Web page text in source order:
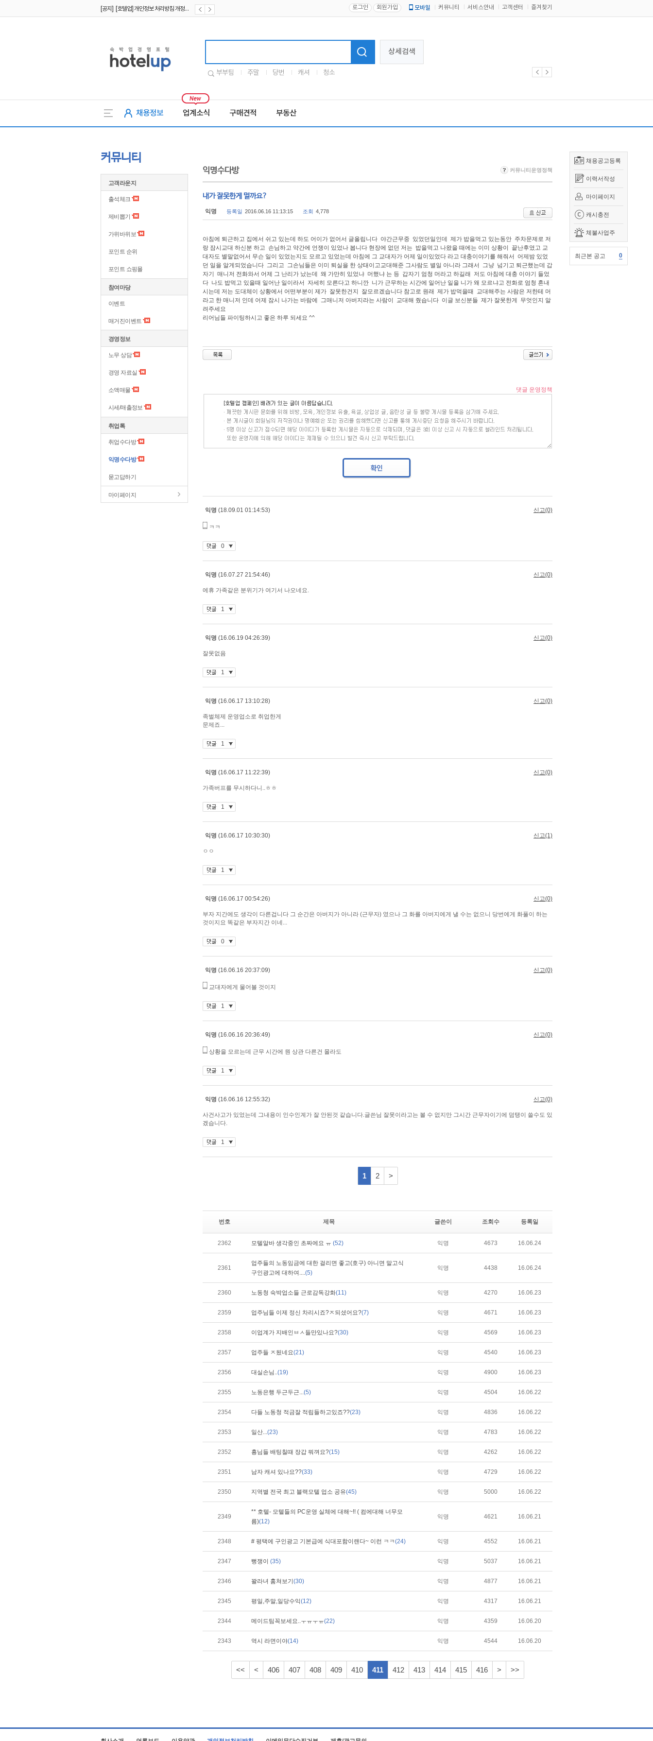
[공지] [호텔업] 개인정보 처리방침 개정본1 (19.09.02) 로그인 회원가입 모바일 커뮤니티 서비스안내 고객센터 즐겨찾기
상세검색
부부팀 주말 당번 캐셔 청소
채용정보 업계소식 구매견적 부동산
채용공고등록
이력서작성
마이페이지
캐시충전
체불사업주
최근본 공고 0
커뮤니티
고객라운지
출석체크
제비뽑기
가위바위보
포인트 순위
포인트 쇼핑몰
참여마당
이벤트
매거진이벤트
경영정보
노무 상담
경영 자료실
소액매물
시세/매출정보
취업톡
취업수다방
익명수다방
묻고답하기
마이페이지
익명수다방 커뮤니티운영정책
내가 잘못한게 멀까요?
익명 등록일 2016.06.16 11:13:15 조회 4,778
아침에 퇴근하고 집에서 쉬고 있는데 하도 어이가 없어서 글올립니다 야간근무중 있었던일인데 제가 밥을먹고 있는동안 주차문제로 저
랑 잠시교대 하신분 하고 손님하고 약간에 언쟁이 있었나 봅니다 현장에 없던 저는 밥을먹고 나왔을 때에는 이미 상황이 끝난후였고 교
대자도 별말없어서 무슨 일이 있었는지도 모르고 있었는데 아침에 그 교대자가 어제 일이있었다 라고 대충이야기를 해줘서 어제밤 있었
던 일을 알게되었습니다 그리고 그손님들은 이미 퇴실을 한 상태이고교대해준 그사람도 별일 아니라 그래서 그냥 넘기고 퇴근했는데 갑
자기 매니저 전화와서 어제 그 난리가 났는데 왜 가만히 있었냐 머했냐 는 등 갑자기 엄청 머라고 하길래 저도 아침에 대충 이야기 들었
다 나도 밥먹고 있을때 일어난 일이라서 자세히 모른다고 하니깐 니가 근무하는 시간에 일어난 일을 니가 왜 모르냐고 전화로 엄청 혼내
시는데 저는 도대체이 상황에서 어떤부분이 제가 잘못한건지 잘모르겠습니다 참고로 원래 제가 밥먹을때 교대해주는 사람은 저한테 머
라고 한 매니저 인데 어제 잠시 나가는 바람에 그매니저 아버지라는 사람이 교대해 줬습니다 이글 보신분들 제가 잘못한게 무엇인지 알
려주세요
리어님들 파이팅하시고 좋은 하루 되세요 ^^
번호 제목 글쓴이 조회수 등록일
2362 모텔알바 생각중인 초짜에요 ㅠ (52) 익명 4673 16.06.24
2361
업주들의 노동임금에 대한 걸리면 좋고(호구) 아니면 말고식
구인광고에 대하여....(5)
익명 4438 16.06.24
2360 노동청 숙박업소들 근로감독강화(11) 익명 4270 16.06.23
2359 업주님들 이제 정신 차리시죠?ㅈ되셨어요?(7) 익명 4671 16.06.23
2358 이업계가 지배인ㅂㅅ들만있나요?(30) 익명 4569 16.06.23
2357 업주들 ㅈ됬네요(21) 익명 4540 16.06.23
2356 대실손님..(19) 익명 4900 16.06.23
2355 노동은행 두근두근...(5) 익명 4504 16.06.22
2354 다들 노동청 적금잘 적립들하고있죠??(23) 익명 4836 16.06.22
2353 일산...(23) 익명 4783 16.06.22
2352 횽님들 배팅칠때 장갑 뭐껴요?(15) 익명 4262 16.06.22
2351 남자 캐셔 있나요??(33) 익명 4729 16.06.22
2350 지역별 전국 최고 블랙모텔 업소 공유(45) 익명 5000 16.06.22
2349
** 호텔- 모텔들의 PC운영 실체에 대해~!! ( 컴에대해 너무모
름)(12)
익명 4621 16.06.21
2348 # 평택에 구인광고 기본급에 식대포함이랜다~ 이런 ㅋㅋ(24) 익명 4552 16.06.21
2347 뻥쟁이 (35) 익명 5037 16.06.21
2346 꽐라녀 훔쳐보기 (30) 익명 4877 16.06.21
2345 평일,주말,일당수익(12) 익명 4317 16.06.21
2344 메이드팀꼭보세요..ㅜㅠㅜㅠ(22) 익명 4359 16.06.20
2343 역시 라면이야(14) 익명 4544 16.06.20
<< < 406 407 408 409 410 411 412 413 414 415 416 > >>